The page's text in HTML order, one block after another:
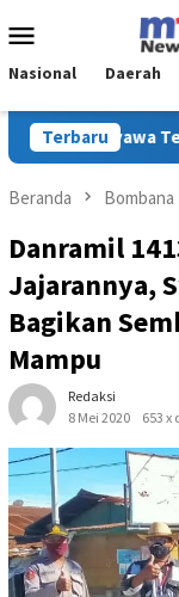
ke
Mobile
Nasional Daerah
Terbaru
MIND ID
Beranda Bombana
Danramil
Jajarannya,
Bagikan
Mampu
Redaksi
8 Mei 2020
653 x